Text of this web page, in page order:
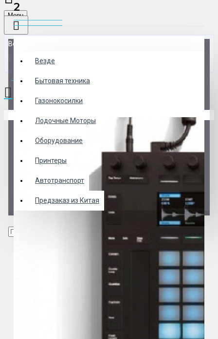
Menu
Везде
Везде
Бытовая техника
Газонокосилки
Лодочные Моторы
Оборудование
Принтеры
Автотранспорт
Предзаказ из Китая
0 товар(ов) - 0 р.
2